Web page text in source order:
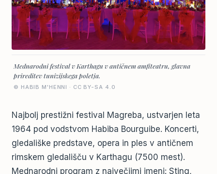
Mednarodni festival v Karthagu v antičnem amfiteatru, glavna
prireditev tunizijskega poletja.
© HABIB M'HENNI · CC BY-SA 4.0
Najbolj prestižni festival Magreba, ustvarjen leta
1964 pod vodstvom Habiba Bourguibe. Koncerti,
gledališke predstave, opera in ples v antičnem
rimskem gledališču v Karthagu (7500 mest).
Mednarodni program z največjimi imeni: Sting,